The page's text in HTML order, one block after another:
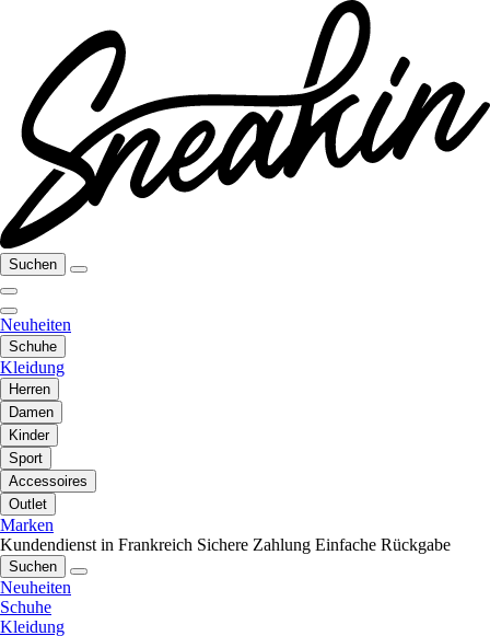
Suchen
Neuheiten
Schuhe
Kleidung
Herren
Damen
Kinder
Sport
Accessoires
Outlet
Marken
Kundendienst in Frankreich Sichere Zahlung Einfache Rückgabe
Suchen
Neuheiten
Schuhe
Kleidung